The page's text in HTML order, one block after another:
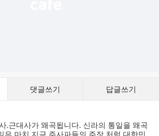
댓글쓰기 답글쓰기
.근대사가 왜곡됩니다. 신라의 통일을 왜곡
은 마치 지금 주사파들의 주장 처럼 대한민